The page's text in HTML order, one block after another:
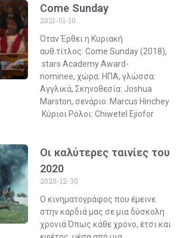
Come Sunday
2021-01-10
Όταν Έρθει η Κυριακή
αυθ.τίτλος: Come Sunday (2018),
stars Academy Award-
nominee, χώρα: ΗΠΑ, γλώσσα:
Αγγλικά, Σκηνοθεσία: Joshua
Marston, σενάριο: Marcus Hinchey
Κύριοι Ρόλοι: Chiwetel Ejiofor
Οι καλύτερες ταινίες του
2020
2020-12-30
Ο κινηματογράφος που έμεινε
στην καρδιά μας σε μια δύσκολη
χρονιά Όπως κάθε χρόνο, έτσι και